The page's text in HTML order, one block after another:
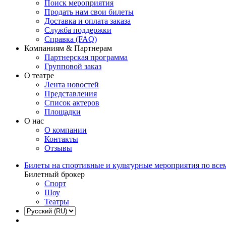
Поиск мероприятия
Продать нам свои билеты
Доставка и оплата заказа
Служба поддержки
Справка (FAQ)
Компаниям & Партнерам
Партнерская программа
Групповой заказ
О театре
Лента новостей
Представления
Список актеров
Площадки
О нас
О компании
Контакты
Отзывы
Билеты на спортивные и культурные мероприятия по
Билетный брокер
Спорт
Шоу
Театры